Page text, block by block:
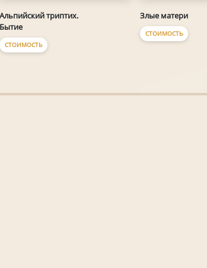
Альпийский триптих.
Бытие
СТОИМОСТЬ
Злые матери
СТОИМОСТЬ